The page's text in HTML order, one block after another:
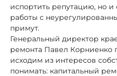
испортить репутацию, но и
работы с
примут.
Генеральный директор
ремонта Павел Корниенко
исходим из интересов
понимать: капитальный